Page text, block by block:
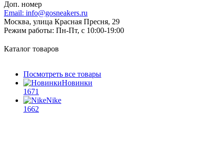
Доп. номер
Email: info@gosneakers.ru
Москва, улица Красная Пресня, 29
Режим работы: Пн-Пт, с 10:00-19:00
Каталог товаров
Посмотреть все товары
Новинки
1671
Nike
1662